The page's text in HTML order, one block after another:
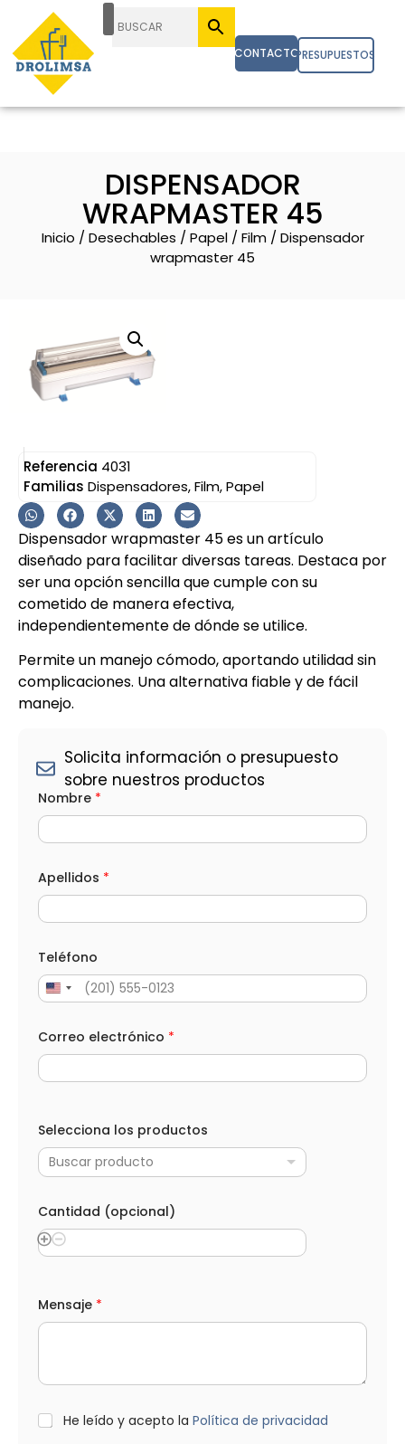
CONTACTOPRESUPUESTOS
DISPENSADOR
WRAPMASTER 45
Inicio / Desechables / Papel/ Film/ Dispensador
wrapmaster 45
Referencia 4031
Familias Dispensadores,Film,Papel
Dispensador wrapmaster 45 es un artículo
diseñado para facilitar diversas tareas. Destaca por
ser una opción sencilla que cumple con su
cometido de manera efectiva,
independientemente de dónde se utilice.
Permite un manejo cómodo, aportando utilidad sin
complicaciones. Una alternativa fiable y de fácil
manejo.
Solicita información o presupuesto
sobre nuestros productos
e
c
r
ó
n
i
o
o
r
e
o
Nombre *
Apellidos *
Teléfono
Correo electrónico *
Selecciona los productos
Buscar producto
Cantidad (opcional)
Mensaje *
L
O
He leído y acepto la Política de privacidad